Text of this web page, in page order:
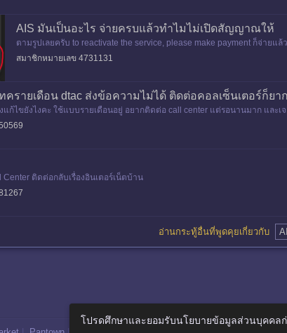
AIS มันเป็นอะไร จ่ายครบแล้วทำไมไม่เปิดสัญญาณให้
ตามรูปเลยครับ to reactivate the service, please make payment ก็จ่าย
อดค้างชำระ 0 บาท คุยกับเจ้าหน้าที่ไม่
สมาชิกหมายเลข 4731131
ครายเดือน dtac ส่งข้อความไม่ได้ ติดต่อคอลเซ็นเตอร์ก็ยา
แก้ไขยังไงคะ ใช้แบบรายเดือนอยู่ อยากติดต่อ call center แต่รอนานมาก แล
ติดต่อกลับเรื่องอินเตอร์เน็ตบ้าน
อ่านกระทู้อื่นที่พูดคุยเกี่ยวกับ
โปรดศึกษาและยอมรับนโยบายข้อมูลส่วนบุคคล